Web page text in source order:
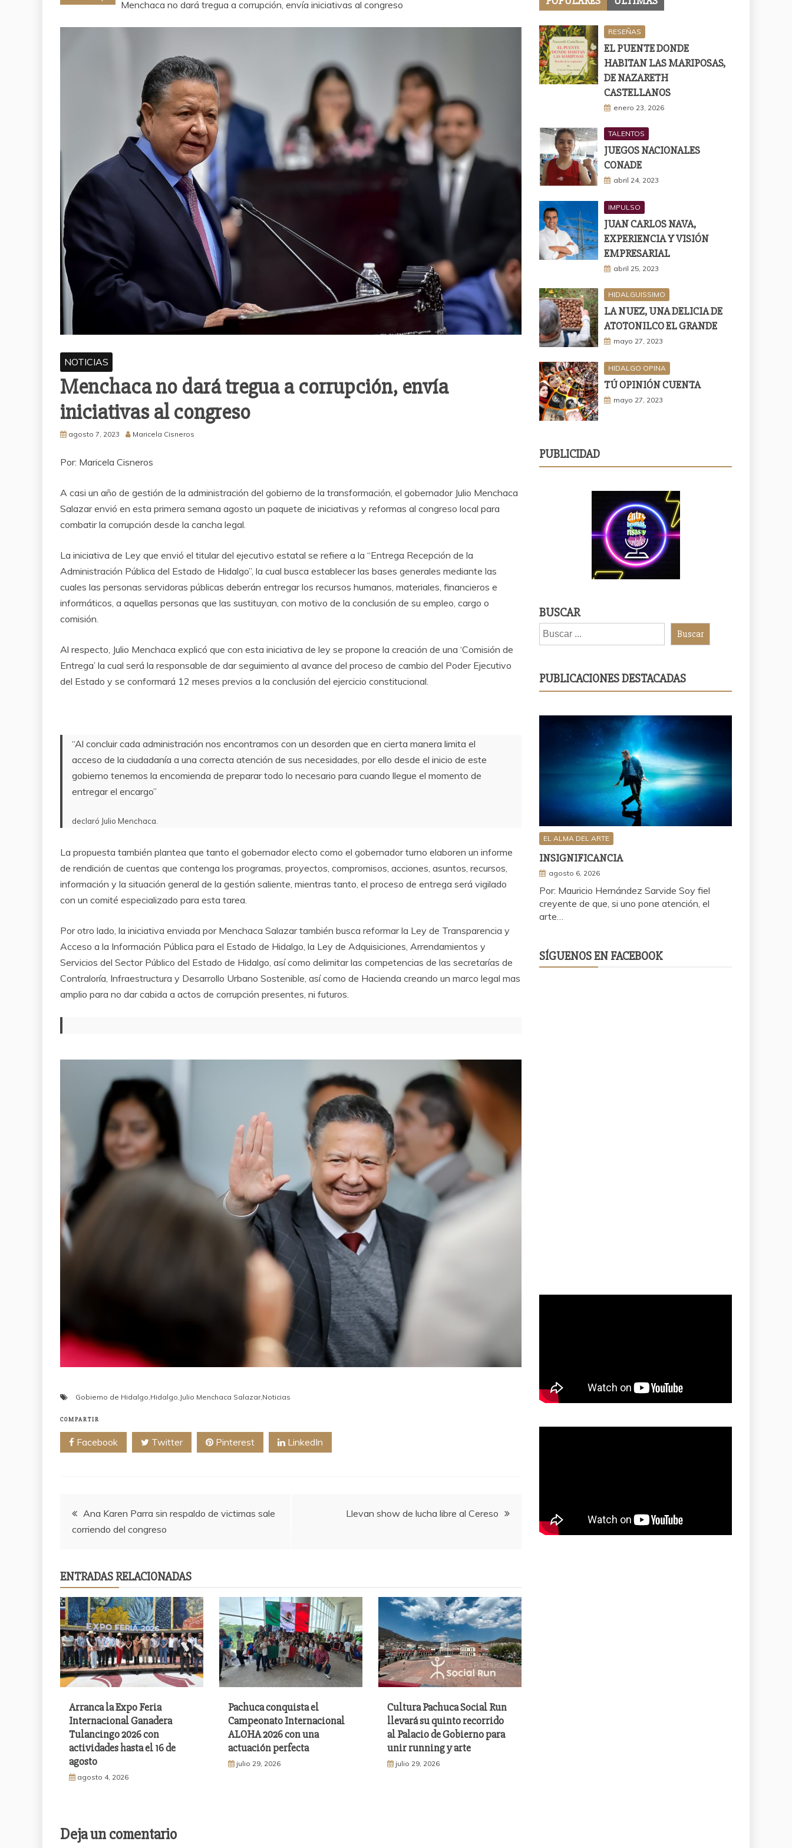
Menchaca no dará tregua a corrupción, envía iniciativas al congreso
NOTICIAS
Menchaca no dará tregua a corrupción, envía
iniciativas al congreso
agosto 7, 2023 Maricela Cisneros
Por: Maricela Cisneros
A casi un año de gestión de la administración del gobierno de la transformación, el gobernador Julio Menchaca
Salazar envió en esta primera semana agosto un paquete de iniciativas y reformas al congreso local para
combatir la corrupción desde la cancha legal.
La iniciativa de Ley que envió el titular del ejecutivo estatal se refiere a la “Entrega Recepción de la
Administración Pública del Estado de Hidalgo”, la cual busca establecer las bases generales mediante las
cuales las personas servidoras públicas deberán entregar los recursos humanos, materiales, financieros e
informáticos, a aquellas personas que las sustituyan, con motivo de la conclusión de su empleo, cargo o
comisión.
Al respecto, Julio Menchaca explicó que con esta iniciativa de ley se propone la creación de una ‘Comisión de
Entrega’ la cual será la responsable de dar seguimiento al avance del proceso de cambio del Poder Ejecutivo
del Estado y se conformará 12 meses previos a la conclusión del ejercicio constitucional.
“Al concluir cada administración nos encontramos con un desorden que en cierta manera limita el
acceso de la ciudadanía a una correcta atención de sus necesidades, por ello desde el inicio de este
gobierno tenemos la encomienda de preparar todo lo necesario para cuando llegue el momento de
entregar el encargo”
declaró Julio Menchaca.
La propuesta también plantea que tanto el gobernador electo como el gobernador turno elaboren un informe
de rendición de cuentas que contenga los programas, proyectos, compromisos, acciones, asuntos, recursos,
información y la situación general de la gestión saliente, mientras tanto, el proceso de entrega será vigilado
con un comité especializado para esta tarea.
Por otro lado, la iniciativa enviada por Menchaca Salazar también busca reformar la Ley de Transparencia y
Acceso a la Información Pública para el Estado de Hidalgo, la Ley de Adquisiciones, Arrendamientos y
Servicios del Sector Público del Estado de Hidalgo, así como delimitar las competencias de las secretarías de
Contraloría, Infraestructura y Desarrollo Urbano Sostenible, así como de Hacienda creando un marco legal mas
amplio para no dar cabida a actos de corrupción presentes, ni futuros.
Gobierno de Hidalgo Hidalgo Julio Menchaca Salazar, Noticias
COMPARTIR
Facebook Twitter Pinterest LinkedIn
Navegación
de
entradas
Ana Karen Parra sin respaldo de victimas sale
corriendo del congreso
Llevan show de lucha libre al Cereso
ENTRADAS RELACIONADAS
Arranca la Expo Feria
Internacional Ganadera
Tulancingo 2026 con
actividades hasta el 16 de
agosto
agosto 4, 2026
Pachuca conquista el
Campeonato Internacional
ALOHA 2026 con una
actuación perfecta
julio 29, 2026
Cultura Pachuca Social Run
llevará su quinto recorrido
al Palacio de Gobierno para
unir running y arte
julio 29, 2026
Deja un comentario
RESEÑAS
EL PUENTE DONDE
HABITAN LAS MARIPOSAS,
DE NAZARETH
CASTELLANOS
enero 23, 2026
TALENTOS
JUEGOS NACIONALES
CONADE
abril 24, 2023
IMPULSO
JUAN CARLOS NAVA,
EXPERIENCIA Y VISIÓN
EMPRESARIAL
abril 25, 2023
HIDALGUISSIMO
LA NUEZ, UNA DELICIA DE
ATOTONILCO EL GRANDE
mayo 27, 2023
HIDALGO OPINA
TÚ OPINIÓN CUENTA
mayo 27, 2023
PUBLICIDAD
BUSCAR
Buscar
PUBLICACIONES DESTACADAS
EL ALMA DEL ARTE
INSIGNIFICANCIA
agosto 6, 2026
Por: Mauricio Hernández Sarvide Soy fiel
creyente de que, si uno pone atención, el
arte…
SÍGUENOS EN FACEBOOK